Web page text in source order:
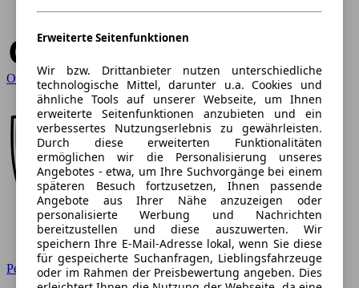
Opel
Peugeot
Erweiterte Seitenfunktionen
Wir bzw. Drittanbieter nutzen unterschiedliche
technologische Mittel, darunter u.a. Cookies und
ähnliche Tools auf unserer Webseite, um Ihnen
erweiterte Seitenfunktionen anzubieten und ein
verbessertes Nutzungserlebnis zu gewährleisten.
Durch diese erweiterten Funktionalitäten
ermöglichen wir die Personalisierung unseres
Angebotes - etwa, um Ihre Suchvorgänge bei einem
späteren Besuch fortzusetzen, Ihnen passende
Angebote aus Ihrer Nähe anzuzeigen oder
personalisierte Werbung und Nachrichten
bereitzustellen und diese auszuwerten. Wir
speichern Ihre E-Mail-Adresse lokal, wenn Sie diese
für gespeicherte Suchanfragen, Lieblingsfahrzeuge
oder im Rahmen der Preisbewertung angeben. Dies